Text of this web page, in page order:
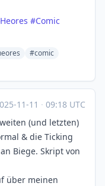
#Comic
#comic
11-11 · 09:18 UTC
(und letzten)
& die Ticking
Biege. Skript von
über meinen